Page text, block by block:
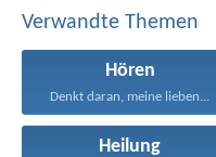
Verwandte Themen
Hören
Denkt daran, meine lieben...
Heilung